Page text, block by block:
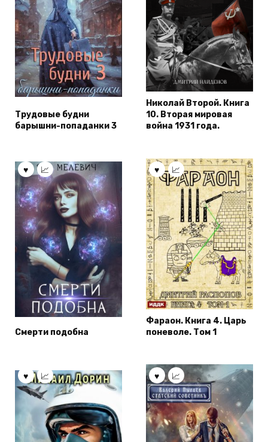
Трудовые будни
барышни-попаданки 3
Николай Второй. Книга
10. Вторая мировая
война 1931 года.
Смерти подобна
Фараон. Книга 4. Царь
поневоле. Том 1